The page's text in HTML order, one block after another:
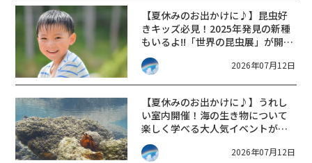
【夏休みのお出かけに♪】昆虫好
きキッズ必見！2025年発見の新種
もいるよ!!「世界の昆虫展」が開
催。【彦根市子どもセンター】
2026年07月12日
【夏休みのお出かけに♪】うれし
い室内開催！海の生き物について
楽しく学べる大人気イベントがイ
オン長浜店で開催。【海の浅瀬の
生き物道場】
2026年07月12日